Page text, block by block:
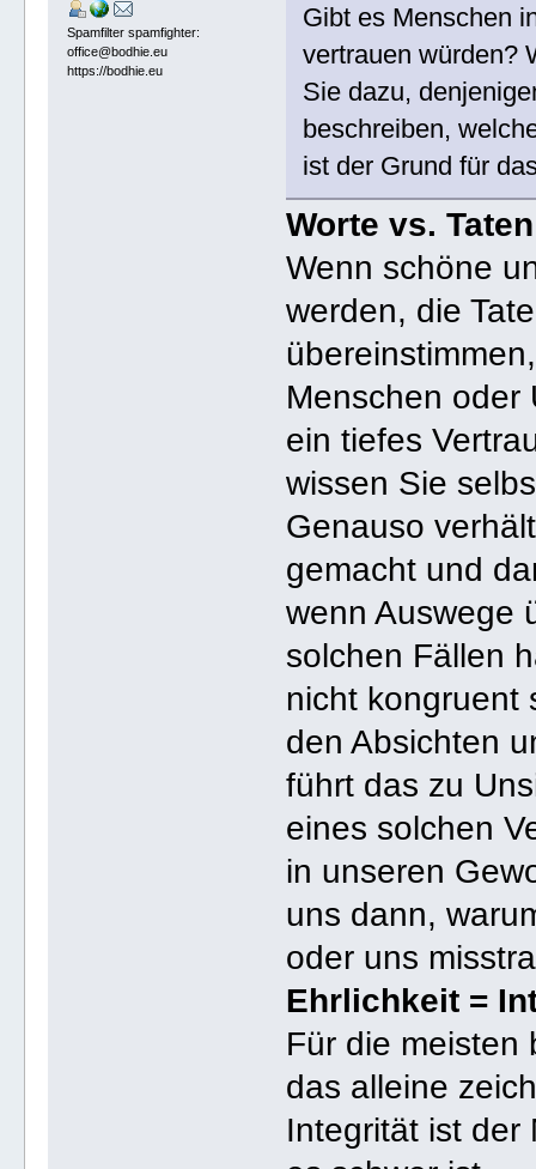
Spamfilter spamfighter:
office@bodhie.eu
https://bodhie.eu
Gibt es Menschen
vertrauen würden?
Sie dazu,
beschreiben,
ist der Grund für
Worte vs. Taten
Wenn schöne
werden, die
Menschen oder
ein tiefes
wissen Sie
Genauso
gemacht und
wenn Auswege
solchen Fällen
nicht kongruent
den Absichten
führt das zu
eines solchen
in unseren
uns dann,
oder uns
Ehrlichkeit =
Für die meisten
das alleine
Integrität ist der